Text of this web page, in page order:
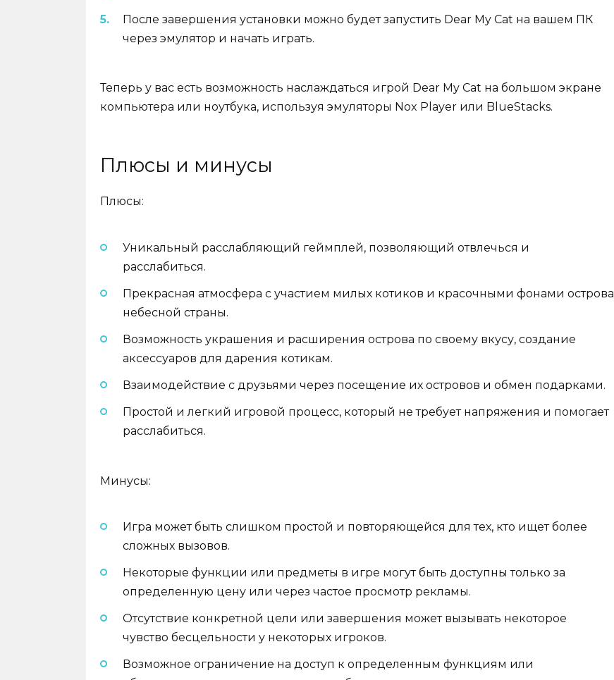
После завершения установки можно будет запустить Dear My Cat на вашем ПК
через эмулятор и начать играть.
Теперь у вас есть возможность наслаждаться игрой Dear My Cat на большом экране
компьютера или ноутбука, используя эмуляторы Nox Player или BlueStacks.
Плюсы и минусы
Плюсы:
Уникальный расслабляющий геймплей, позволяющий отвлечься и
расслабиться.
Прекрасная атмосфера с участием милых котиков и красочными фонами острова
небесной страны.
Возможность украшения и расширения острова по своему вкусу, создание
аксессуаров для дарения котикам.
Взаимодействие с друзьями через посещение их островов и обмен подарками.
Простой и легкий игровой процесс, который не требует напряжения и помогает
расслабиться.
Минусы:
Игра может быть слишком простой и повторяющейся для тех, кто ищет более
сложных вызовов.
Некоторые функции или предметы в игре могут быть доступны только за
определенную цену или через частое просмотр рекламы.
Отсутствие конкретной цели или завершения может вызывать некоторое
чувство бесцельности у некоторых игроков.
Возможное ограничение на доступ к определенным функциям или